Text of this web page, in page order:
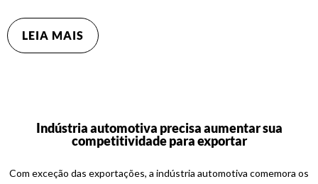
LEIA MAIS
Indústria automotiva precisa aumentar sua
competitividade para exportar
Com exceção das exportações, a indústria automotiva comemora os